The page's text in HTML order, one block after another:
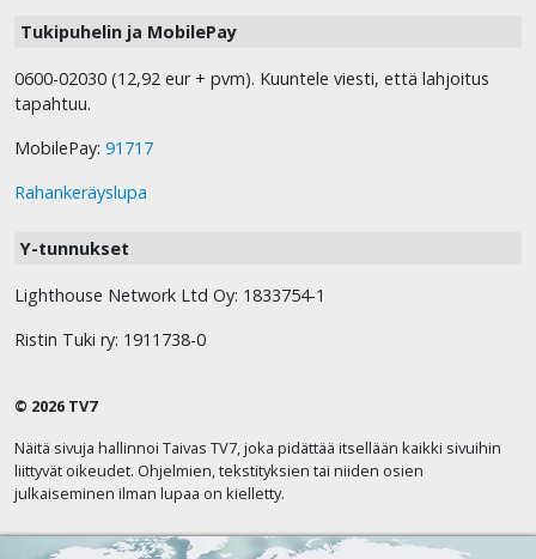
Tukipuhelin ja MobilePay
0600-02030 (12,92 eur + pvm). Kuuntele viesti, että lahjoitus
tapahtuu.
MobilePay: 91717
Rahankeräyslupa
Y-tunnukset
Lighthouse Network Ltd Oy: 1833754-1
Ristin Tuki ry: 1911738-0
© 2026 TV7
Näitä sivuja hallinnoi Taivas TV7, joka pidättää itsellään kaikki sivuihin
liittyvät oikeudet. Ohjelmien, tekstityksien tai niiden osien
julkaiseminen ilman lupaa on kielletty.